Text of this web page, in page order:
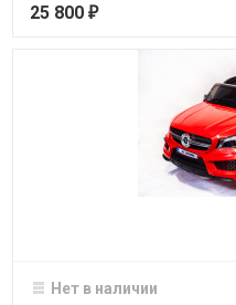
25 800 ₽
Нет в наличии